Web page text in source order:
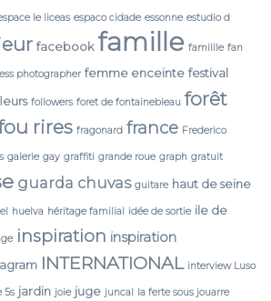
le liceas espaco cidade essonne estudio d
facebook famille famillle fan
photographer femme enceinte festival
followers foret de fontainebleau forêt
rires fragonard france Frederico
galerie gay graffiti grande roue graph gratuit
guarda chuvas guitare haut de seine
huelva héritage familial idée de sortie ile de
inspiration inspiration
INTERNATIONAL interview Luso
5s jardin joie juge juncal la ferte sous jouarre